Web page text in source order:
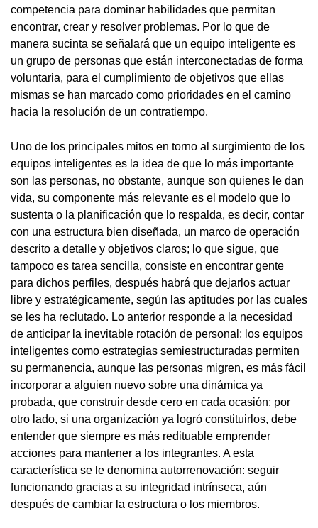
competencia para dominar habilidades que permitan
encontrar, crear y resolver problemas. Por lo que de
manera sucinta se señalará que un equipo inteligente es
un grupo de personas que están interconectadas de forma
voluntaria, para el cumplimiento de objetivos que ellas
mismas se han marcado como prioridades en el camino
hacia la resolución de un contratiempo.
Uno de los principales mitos en torno al surgimiento de los
equipos inteligentes es la idea de que lo más importante
son las personas, no obstante, aunque son quienes le dan
vida, su componente más relevante es el modelo que lo
sustenta o la planificación que lo respalda, es decir, contar
con una estructura bien diseñada, un marco de operación
descrito a detalle y objetivos claros; lo que sigue, que
tampoco es tarea sencilla, consiste en encontrar gente
para dichos perfiles, después habrá que dejarlos actuar
libre y estratégicamente, según las aptitudes por las cuales
se les ha reclutado. Lo anterior responde a la necesidad
de anticipar la inevitable rotación de personal; los equipos
inteligentes como estrategias semiestructuradas permiten
su permanencia, aunque las personas migren, es más fácil
incorporar a alguien nuevo sobre una dinámica ya
probada, que construir desde cero en cada ocasión; por
otro lado, si una organización ya logró constituirlos, debe
entender que siempre es más redituable emprender
acciones para mantener a los integrantes. A esta
característica se le denomina autorrenovación: seguir
funcionando gracias a su integridad intrínseca, aún
después de cambiar la estructura o los miembros.